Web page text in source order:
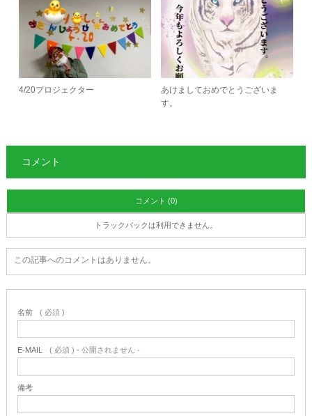
4/20プロジェクター
あけましておめでとうございま
す。
コメント
コメント (0)
トラックバックは利用できません。
この記事へのコメントはありません。
名前 ( 必須 )
E-MAIL ( 必須 ) - 公開されません -
備考